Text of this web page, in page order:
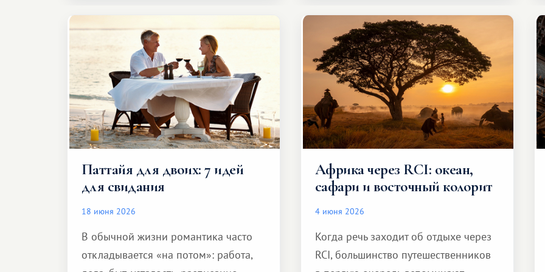
Паттайя для двоих: 7 идей
для свидания
18 июня 2026
В обычной жизни романтика часто
откладывается «на потом»: работа,
Африка через RCI: океан,
сафари и восточный колорит
4 июня 2026
Когда речь заходит об отдыхе через
RCI, большинство путешественников